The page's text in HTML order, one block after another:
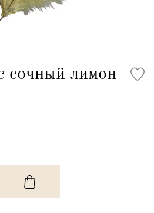
сочный лимон